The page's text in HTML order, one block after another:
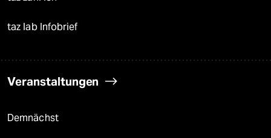
taz lab Infobrief
Veranstaltungen
Demnächst